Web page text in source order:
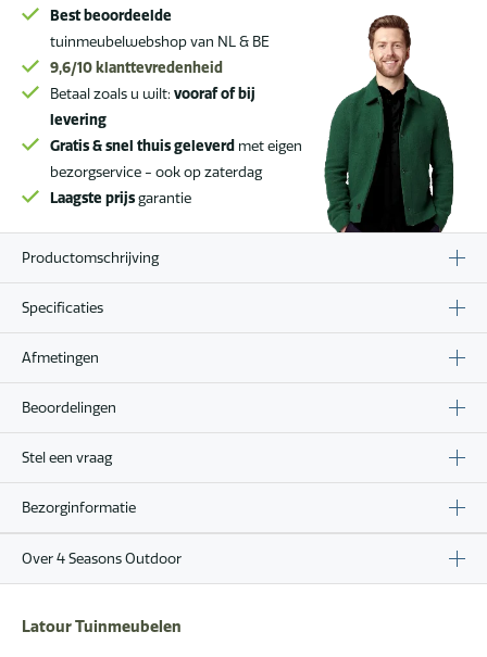
Best beoordeelde
tuinmeubelwebshop van NL & BE
9,6/10 klanttevredenheid
Betaal zoals u wilt: vooraf of bij
levering
Gratis & snel thuis geleverd met eigen
bezorgservice - ook op zaterdag
Laagste prijsgarantie
Productomschrijving
Specificaties
Afmetingen
Beoordelingen
Stel een vraag
Bezorginformatie
Over 4 Seasons Outdoor
Latour Tuinmeubelen